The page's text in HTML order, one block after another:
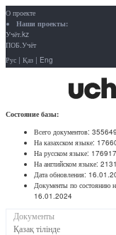
О проекте
Наши проекты:
Учёт.kz
ПОБ.Учёт
Рус | Қаз | Eng
Состояние базы:
Всего документов: 355649
На казахском языке:
На русском языке: 176917
На английском языке: 2131
Дата обновления:
Документы по состоянию
16.01.2024
Документы
Қазақ тілінде